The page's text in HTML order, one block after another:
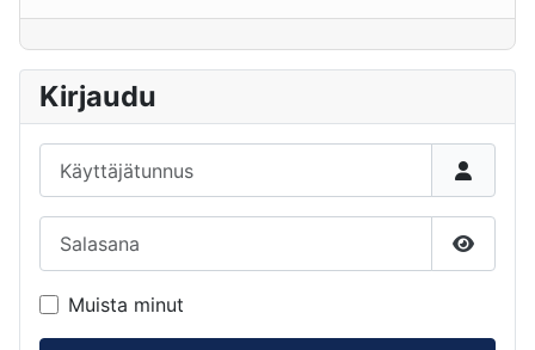
Kirjaudu
Näytä
Muista minut